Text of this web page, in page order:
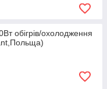
обігрів/охолодження